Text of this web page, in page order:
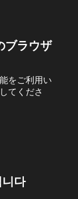
ブラウザ
をご利用い
てくださ
다